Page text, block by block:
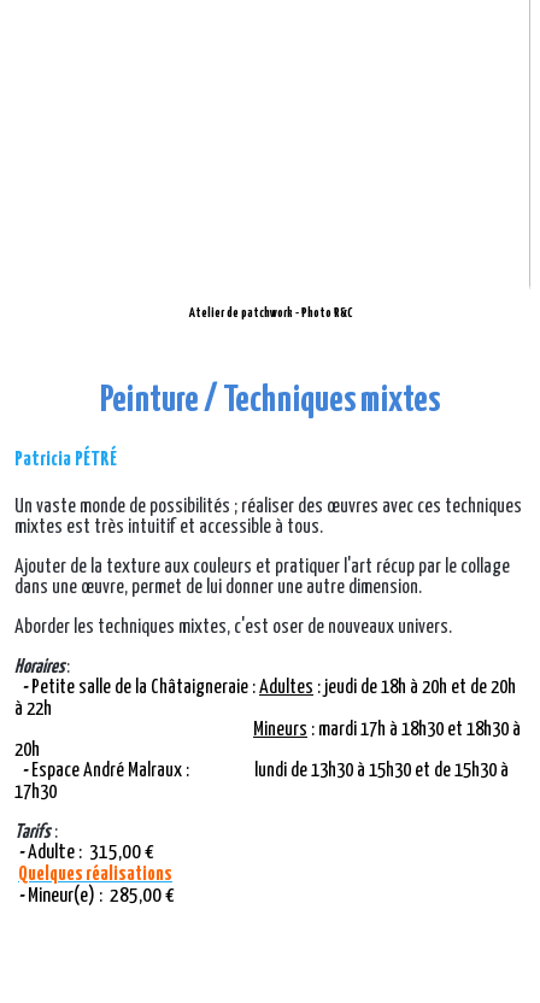
Atelier de patchwork - Photo R&C
Peinture / Techniques mixtes
Patricia PÉTRÉ
Un vaste monde de possibilités ; réaliser des œuvres avec ces techniques
mixtes est très intuitif et accessible à tous.
Ajouter de la texture aux couleurs et pratiquer l'art récup par le collage
dans une œuvre, permet de lui donner une autre dimension.
Aborder les techniques mixtes, c'est oser de nouveaux univers.
Horaires:
- Petite salle de la Châtaigneraie :Adultes : jeudi de 18h à 20h et de 20h
à 22h
Mineurs : mardi 17h à 18h30 et 18h30 à
20h
- Espace André Malraux : lundi de 13h30 à 15h30 et de 15h30 à
17h30
Tarifs:
-Adulte : 315,00 €
Quelques réalisations
- Mineur(e) : 285,00 €